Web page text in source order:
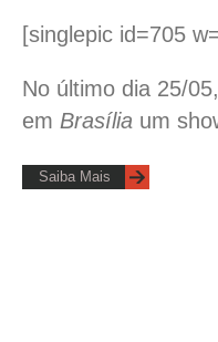
[singlepic id=705
No último dia 25/05,
em Brasília um
Saiba Mais